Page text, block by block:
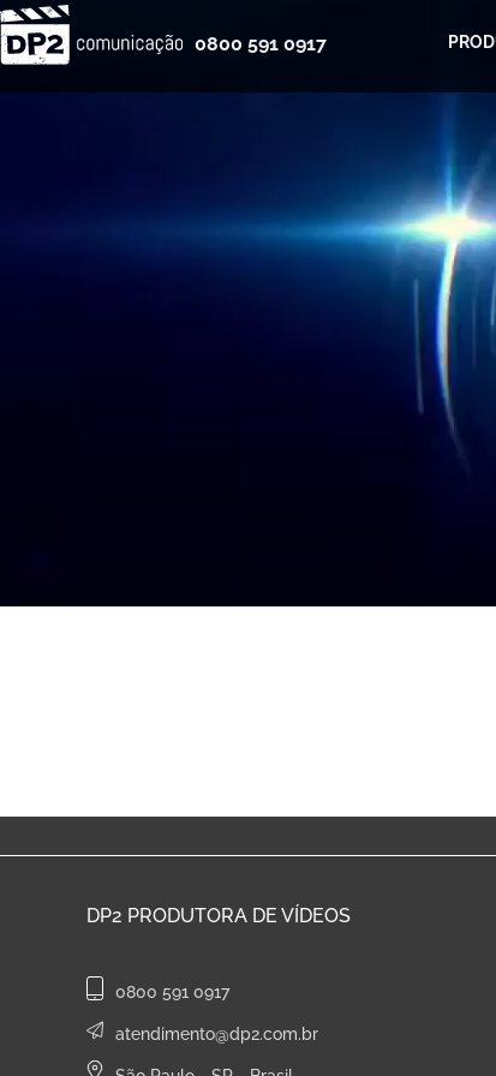
0800 591 0917
DP2 PRODUTORA DE VÍDEOS
0800 591 0917
atendimento@dp2.com.br